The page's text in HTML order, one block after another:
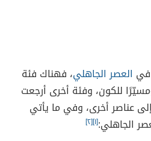
في العصر الجاهلي، فهناك فئة
للكون، وفئة أخرى أرجعت
عناصر أخرى، وفي ما يأتي
الجاهلي:[١] [٢]